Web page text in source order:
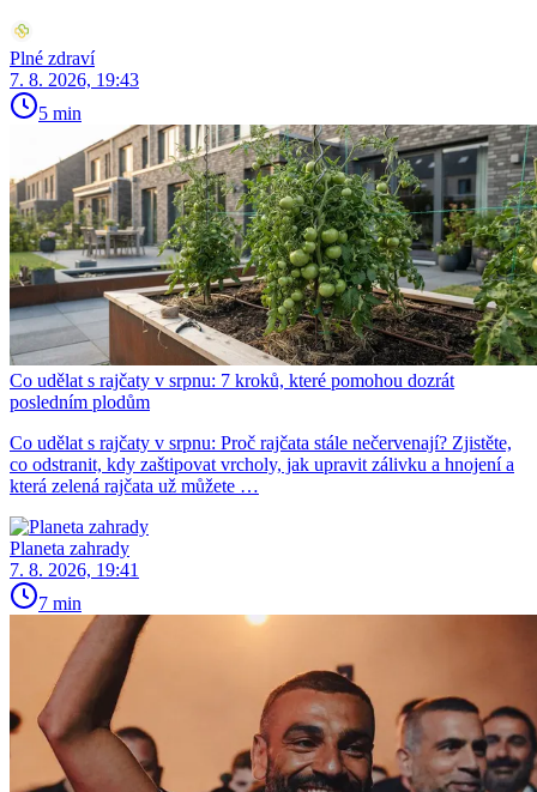
Plné zdraví
7. 8. 2026, 19:43
5 min
Co udělat s rajčaty v srpnu: 7 kroků, které pomohou dozrát
posledním plodům
Co udělat s rajčaty v srpnu: Proč rajčata stále nečervenají? Zjistěte,
co odstranit, kdy zaštipovat vrcholy, jak upravit zálivku a hnojení a
která zelená rajčata už můžete …
Planeta zahrady
7. 8. 2026, 19:41
7 min